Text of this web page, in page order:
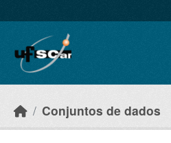
Conjuntos de dados